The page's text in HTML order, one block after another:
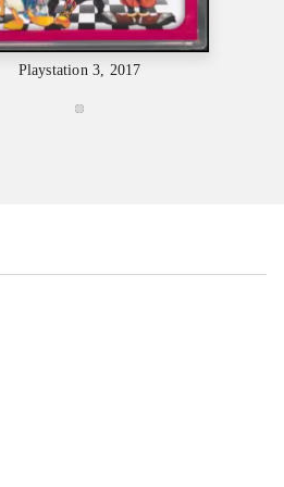
Playstation 3, 2017